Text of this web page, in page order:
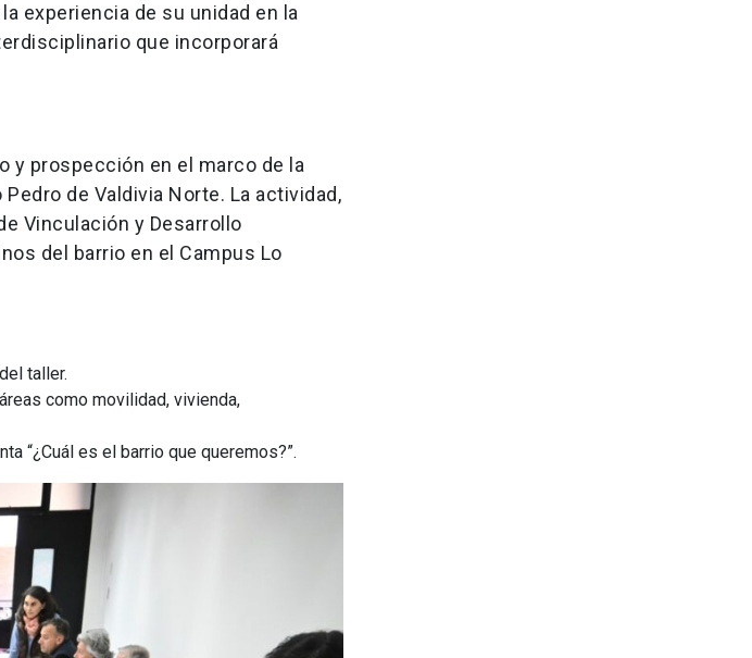
experiencia de su unidad en la
que incorporará
y prospección en el marco de la
de Valdivia Norte. La actividad,
Vinculación y Desarrollo
del barrio en el Campus Lo
taller.
como movilidad, vivienda,
“¿Cuál es el barrio que queremos?”.